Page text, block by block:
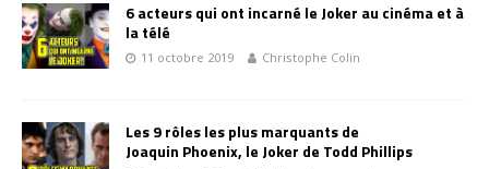
6 acteurs qui ont incarné le Joker au cinéma et à
la télé
11 octobre 2019 Christophe Colin
Les 9 rôles les plus marquants de
Joaquin Phoenix, le Joker de Todd Phillips